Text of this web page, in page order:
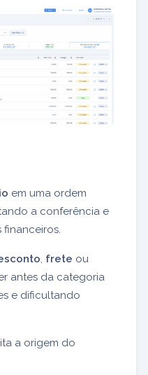
em uma ordem
a conferência e
, frete ou
antes da categoria
e dificultando
a origem do